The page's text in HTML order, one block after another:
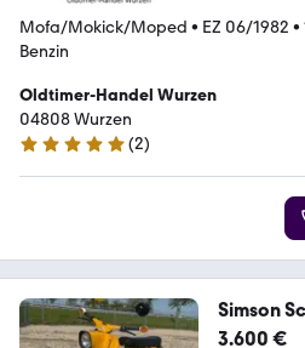
Mofa/Mokick/Moped • EZ 06/1982 •
Benzin
Oldtimer-Handel Wurzen
04808 Wurzen
4.8 Sterne
(2)
Simson
3.600 €